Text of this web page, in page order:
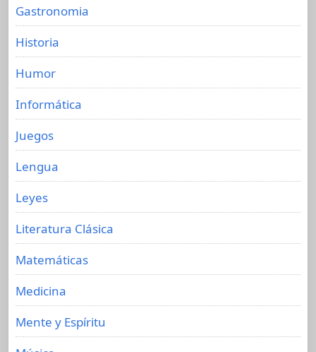
Gastronomia
Historia
Humor
Informática
Juegos
Lengua
Leyes
Literatura Clásica
Matemáticas
Medicina
Mente y Espíritu